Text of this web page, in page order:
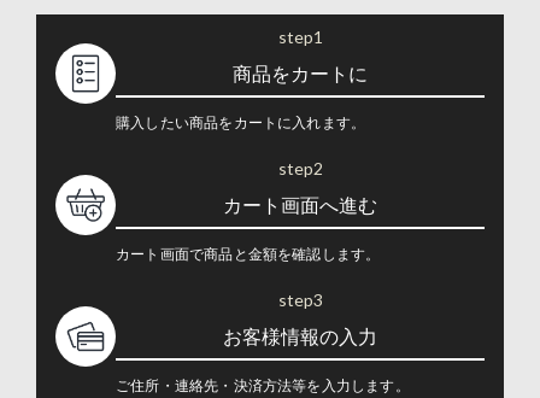
step1
商品をカートに
購入したい商品をカートに入れます。
step2
カート画面へ進む
カート画面で商品と金額を確認します。
step3
お客様情報の入力
ご住所・連絡先・決済方法等を入力します。